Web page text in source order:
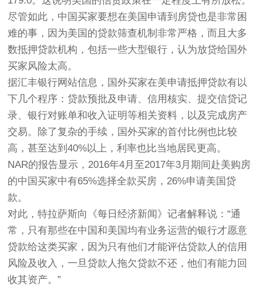
尽管如此，中国买家要想在美国申请到房贷也是非常困
难的事，因为美国的贷款筛查机制非常严格，而且大多
数抵押贷款机构，包括一些大型银行，认为放贷给国外
买家风险太高。
据汇丰银行网站信息，国外买家在美申请抵押贷款有以
下几个程序：贷款预批及申请、信用核实、提交信贷记
录、银行对账单和收入证明等相关资料，以及完成房产
交易。除了复杂的手续，国外买家的首付比例也比较
高，甚至达到40%以上，利率也比当地居民更高。
NAR的报告显示，2016年4月至2017年3月期间赴美购房
的中国买家中有65%选择全款买房，26%申请美国贷
款。
对此，特拉萨斯向《每日经济新闻》记者解释说：“通
常，只有那些在中国和美国均有业务运营的银行才愿意
贷款给这类买家，因为只有他们才能评估贷款人的信用
风险及收入，一旦贷款人拖欠贷款不还，他们有能力回
收其资产。”